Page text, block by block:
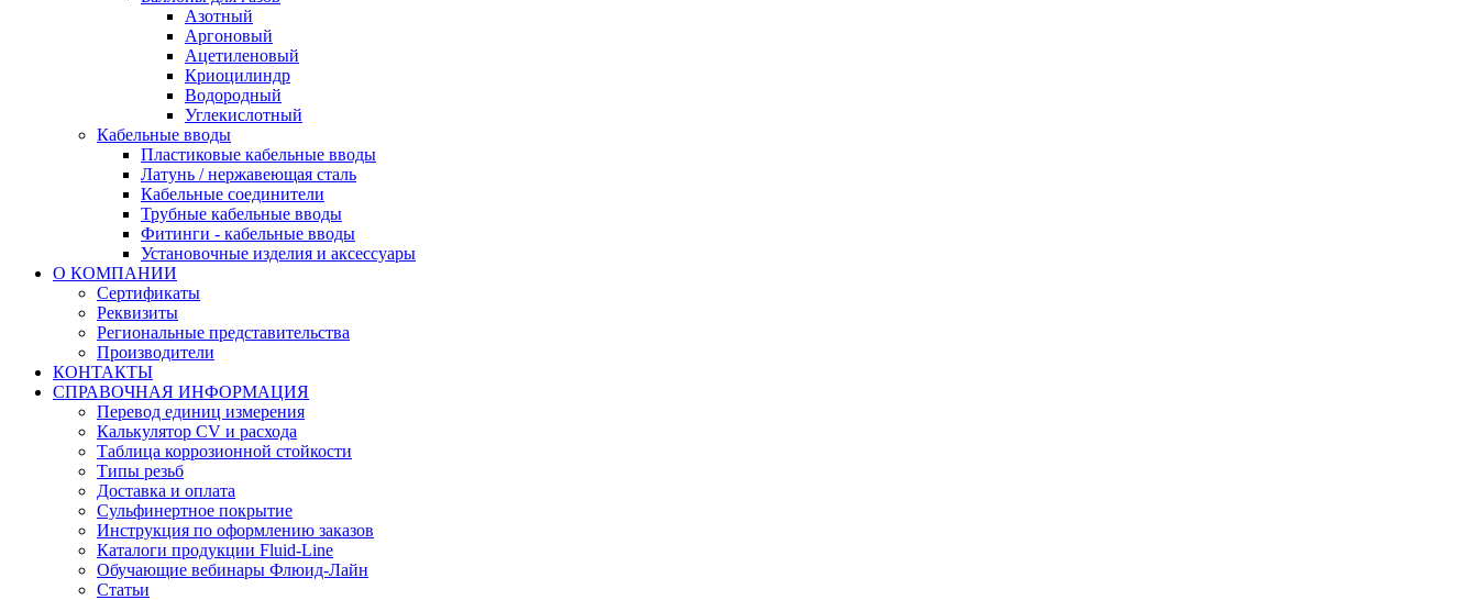
Азотный
Аргоновый
Ацетиленовый
Криоцилиндр
Водородный
Углекислотный
Кабельные вводы
Пластиковые кабельные вводы
Латунь / нержавеющая сталь
Кабельные соединители
Трубные кабельные вводы
Фитинги - кабельные вводы
Установочные изделия и аксессуары
О КОМПАНИИ
Сертификаты
Реквизиты
Региональные представительства
Производители
КОНТАКТЫ
СПРАВОЧНАЯ ИНФОРМАЦИЯ
Перевод единиц измерения
Калькулятор CV и расхода
Таблица коррозионной стойкости
Типы резьб
Доставка и оплата
Сульфинертное покрытие
Инструкция по оформлению заказов
Каталоги продукции Fluid-Line
Обучающие вебинары Флюид-Лайн
Статьи